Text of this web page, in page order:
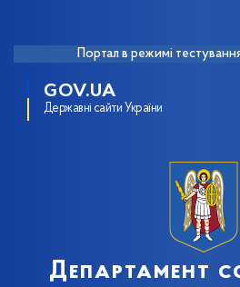
Портал в режимі
GOV.UA
Державні сайти України
Департамент